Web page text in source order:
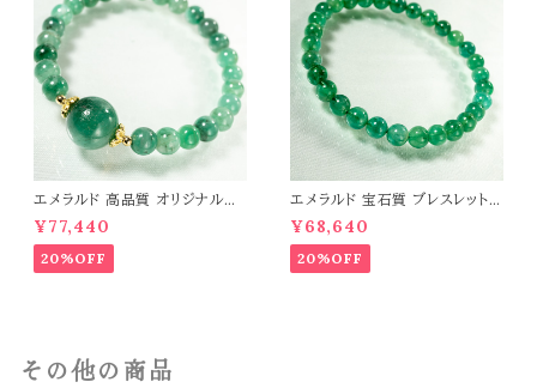
エメラルド 高品質 オリジナルデ
ザイン ブレスレット パワーストー
ン 天然石 t0545
¥77,440
20%OFF
エメラルド 宝石質 ブレスレット
パワーストーン 天然石 t0544
¥68,640
20%OFF
その他の商品